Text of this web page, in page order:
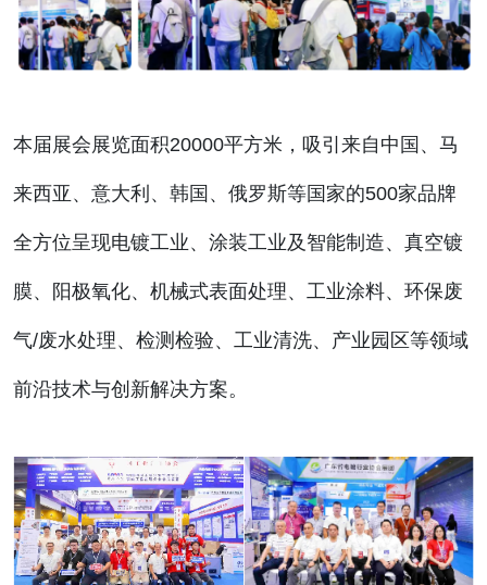
本届展会展览面积20000平方米，吸引来自中国、马
来西亚、意大利、韩国、俄罗斯等国家的500家品牌
全方位呈现电镀工业、涂装工业及智能制造、真空镀
膜、阳极氧化、机械式表面处理、工业涂料、环保废
气/废水处理、检测检验、工业清洗、产业园区等领域
前沿技术与创新解决方案。